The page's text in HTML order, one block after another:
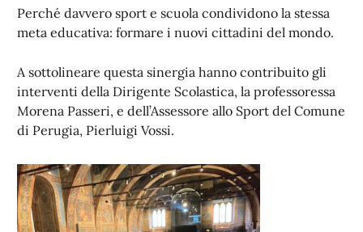
Perché davvero sport e scuola condividono la stessa
meta educativa: formare i nuovi cittadini del mondo.
A sottolineare questa sinergia hanno contribuito gli
interventi della Dirigente Scolastica, la professoressa
Morena Passeri, e dell’Assessore allo Sport del Comune
di Perugia, Pierluigi Vossi.